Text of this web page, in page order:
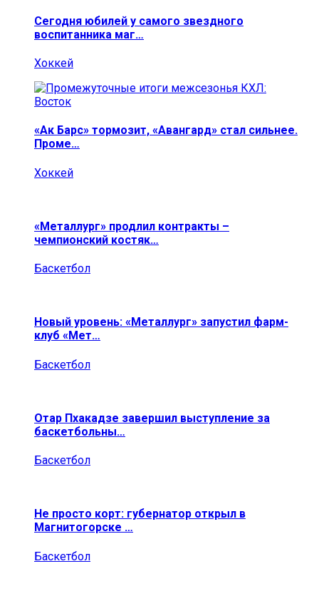
Сегодня юбилей у самого звездного
воспитанника маг…
Хоккей
«Ак Барс» тормозит, «Авангард» стал сильнее.
Проме…
Хоккей
«Металлург» продлил контракты –
чемпионский костяк…
Баскетбол
Новый уровень: «Металлург» запустил фарм-
клуб «Мет…
Баскетбол
Отар Пхакадзе завершил выступление за
баскетбольны…
Баскетбол
Не просто корт: губернатор открыл в
Магнитогорске …
Баскетбол